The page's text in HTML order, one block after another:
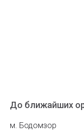
До ближайших
м. Бодомзор